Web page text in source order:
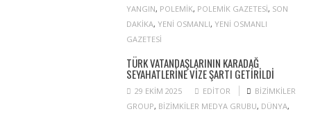
YANGIN, POLEMIK, POLEMIK GAZETESI, SON
DAKIKA, YENI OSMANLI, YENI OSMANLI
GAZETESI
TÜRK VATANDAŞLARININ KARADAĞ
SEYAHATLERINE VIZE ŞARTI GETIRILDI
29 EKIM 2025 EDITOR
BIZIMKILER
GROUP, BIZIMKILER MEDYA GRUBU, DÜNYA,